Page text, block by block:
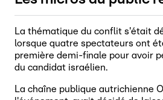
La thématique du conflit s'était
lorsque quatre spectateurs ont
première demi-finale pour avoir
du candidat israélien.
La chaîne publique autrichienne